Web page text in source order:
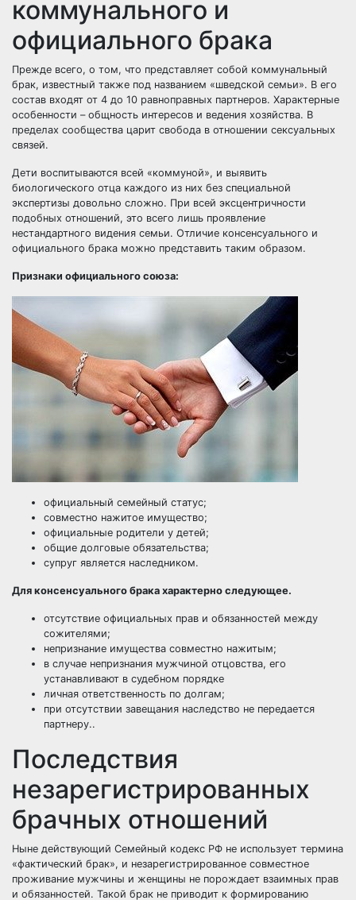
коммунального и
официального брака
Прежде всего, о том, что представляет собой коммунальный
брак, известный также под названием «шведской семьи». В его
состав входят от 4 до 10 равноправных партнеров. Характерные
особенности – общность интересов и ведения хозяйства. В
пределах сообщества царит свобода в отношении сексуальных
связей.
Дети воспитываются всей «коммуной», и выявить
биологического отца каждого из них без специальной
экспертизы довольно сложно. При всей эксцентричности
подобных отношений, это всего лишь проявление
нестандартного видения семьи. Отличие консенсуального и
официального брака можно представить таким образом.
Признаки официального союза:
официальный семейный статус;
совместно нажитое имущество;
официальные родители у детей;
общие долговые обязательства;
супруг является наследником.
Для консенсуального брака характерно следующее.
отсутствие официальных прав и обязанностей между
сожителями;
непризнание имущества совместно нажитым;
в случае непризнания мужчиной отцовства, его
устанавливают в судебном порядке
личная ответственность по долгам;
при отсутствии завещания наследство не передается
партнеру..
Последствия
незарегистрированных
брачных отношений
Ныне действующий Семейный кодекс РФ не использует термина
«фактический брак», и незарегистрированное совместное
проживание мужчины и женщины не порождает взаимных прав
и обязанностей. Такой брак не приводит к формированию